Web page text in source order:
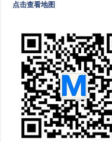
点击查看地图